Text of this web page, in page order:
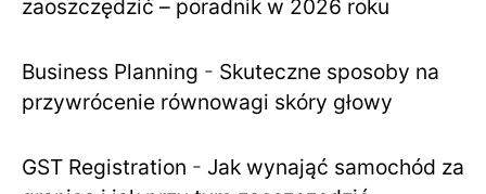
zaoszczędzić – poradnik w 2026 roku
Business Planning - Skuteczne sposoby na
przywrócenie równowagi skóry głowy
GST Registration - Jak wynająć samochód za